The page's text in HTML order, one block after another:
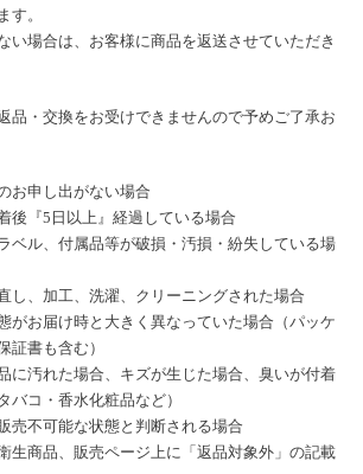
す。
い場合は、お客様に商品を返送させていただき
品・交換をお受けできませんので予めご了承お
お申し出がない場合
後『5日以上』経過している場合
ベル、付属品等が破損・汚損・紛失している場
し、加工、洗濯、クリーニングされた場合
がお届け時と大きく異なっていた場合（パッケ
証書も含む）
に汚れた場合、キズが生じた場合、臭いが付着
バコ・香水化粧品など）
売不可能な状態と判断される場合
生商品、販売ページ上に「返品対象外」の記載